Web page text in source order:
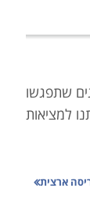
שתפגשו
למציאות
הכותב,
ארצית